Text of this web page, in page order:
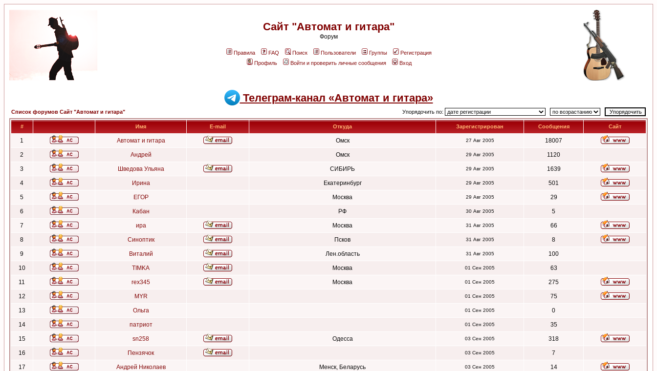
Сайт "Автомат и гитара"
Форум
Правила FAQ Поиск Пользователи Группы
Регистрация
Профиль
Войти и проверить личные сообщения Вход
Телеграм-канал «Автомат и гитара»
Список форумов Сайт "Автомат и гитара" Упорядочить по:
# Имя E-mail Откуда Зарегистрирован Сообщения Сайт
1 Автомат и гитара Омск 27 Авг 2005 18007
2 Андрей Омск 29 Авг 2005 1120
3 Шведова Ульяна СИБИРЬ 29 Авг 2005 1639
4 Ирина Екатеринбург 29 Авг 2005 501
5 ЕГОР Москва 29 Авг 2005 29
6 Кабан РФ 30 Авг 2005 5
7 ира Москва 31 Авг 2005 66
8 Синоптик Псков 31 Авг 2005 8
9 Виталий Лен.область 31 Авг 2005 100
10 TIMKA Москва 01 Сен 2005 63
11 rex345 Москва 01 Сен 2005 275
12 MYR 01 Сен 2005 75
13 Ольга 01 Сен 2005 0
14 патриот 01 Сен 2005 35
15 sn258 Одесса 03 Сен 2005 318
16 Пензячок 03 Сен 2005 7
17 Андрей Николаев Менск, Беларусь 03 Сен 2005 14